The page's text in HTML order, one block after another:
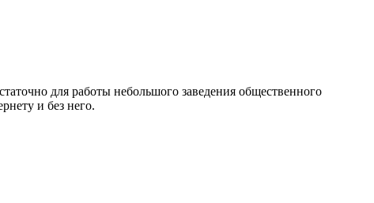
для работы небольшого заведения общественного
и без него.